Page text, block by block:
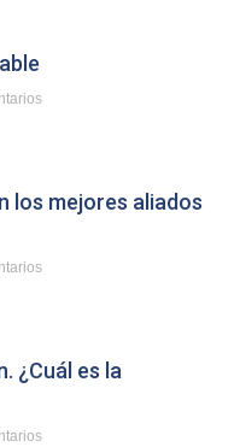
los mejores aliados
¿Cuál es la